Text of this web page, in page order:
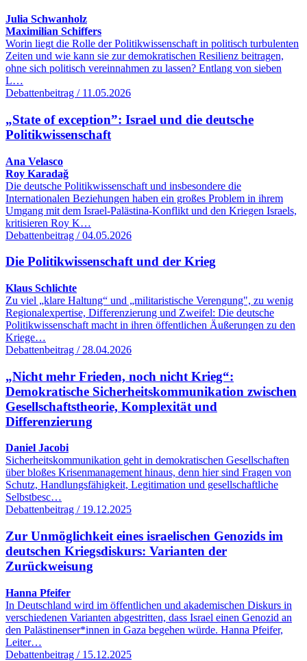
Julia Schwanholz
Maximilian Schiffers
Worin liegt die Rolle der Politikwissenschaft in politisch turbulenten
Zeiten und wie kann sie zur demokratischen Resilienz beitragen,
ohne sich politisch vereinnahmen zu lassen? Entlang von sieben
L…
Debattenbeitrag / 11.05.2026
„State of exception”: Israel und die deutsche
Politikwissenschaft
Ana Velasco
Roy Karadağ
Die deutsche Politikwissenschaft und insbesondere die
Internationalen Beziehungen haben ein großes Problem in ihrem
Umgang mit dem Israel-Palästina-Konflikt und den Kriegen Israels,
kritisieren Roy K…
Debattenbeitrag / 04.05.2026
Die Politikwissenschaft und der Krieg
Klaus Schlichte
Zu viel „klare Haltung“ und „militaristische Verengung", zu wenig
Regionalexpertise, Differenzierung und Zweifel: Die deutsche
Politikwissenschaft macht in ihren öffentlichen Äußerungen zu den
Kriege…
Debattenbeitrag / 28.04.2026
„Nicht mehr Frieden, noch nicht Krieg“:
Demokratische Sicherheitskommunikation zwischen
Gesellschaftstheorie, Komplexität und
Differenzierung
Daniel Jacobi
Sicherheitskommunikation geht in demokratischen Gesellschaften
über bloßes Krisenmanagement hinaus, denn hier sind Fragen von
Schutz, Handlungsfähigkeit, Legitimation und gesellschaftliche
Selbstbesc…
Debattenbeitrag / 19.12.2025
Zur Unmöglichkeit eines israelischen Genozids im
deutschen Kriegsdiskurs: Varianten der
Zurückweisung
Hanna Pfeifer
In Deutschland wird im öffentlichen und akademischen Diskurs in
verschiedenen Varianten abgestritten, dass Israel einen Genozid an
den Palästinenser*innen in Gaza begehen würde. Hanna Pfeifer,
Leiter…
Debattenbeitrag / 15.12.2025